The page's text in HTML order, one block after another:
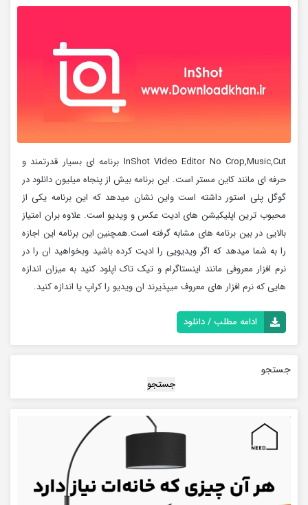
InShot Video Editor No Crop,Music,Cut برنامه ای بسیار قدرتمند و
حرفه ای مانند کاین مستر است. این برنامه بیش از پنجاه میلیون دانلود در
گوگل پلی استور داشته است واین نشان میدهد که این برنامه یکی از
محبوب ترین اپلیکیشن های ادیت عکس و ویدیو است. علاوه بران امتیاز
بالایی در بین برنامه های مشابه گرفته است.همچنین این برنامه این اجازه
را به شما میدهد که اگر ویدیویی را ادیت کرده باشید وبخواهید ان را در
نرم افزار معروفی مانند اینستاگرام و تیک تاک اپلود کنید به میزان اندازه
هایی که نرم افزار های معروف میپذیرند ان ویدیو را کراپ یا اندازه کنید.
ادامه مطلب / دانلود
جستجو
جستجو